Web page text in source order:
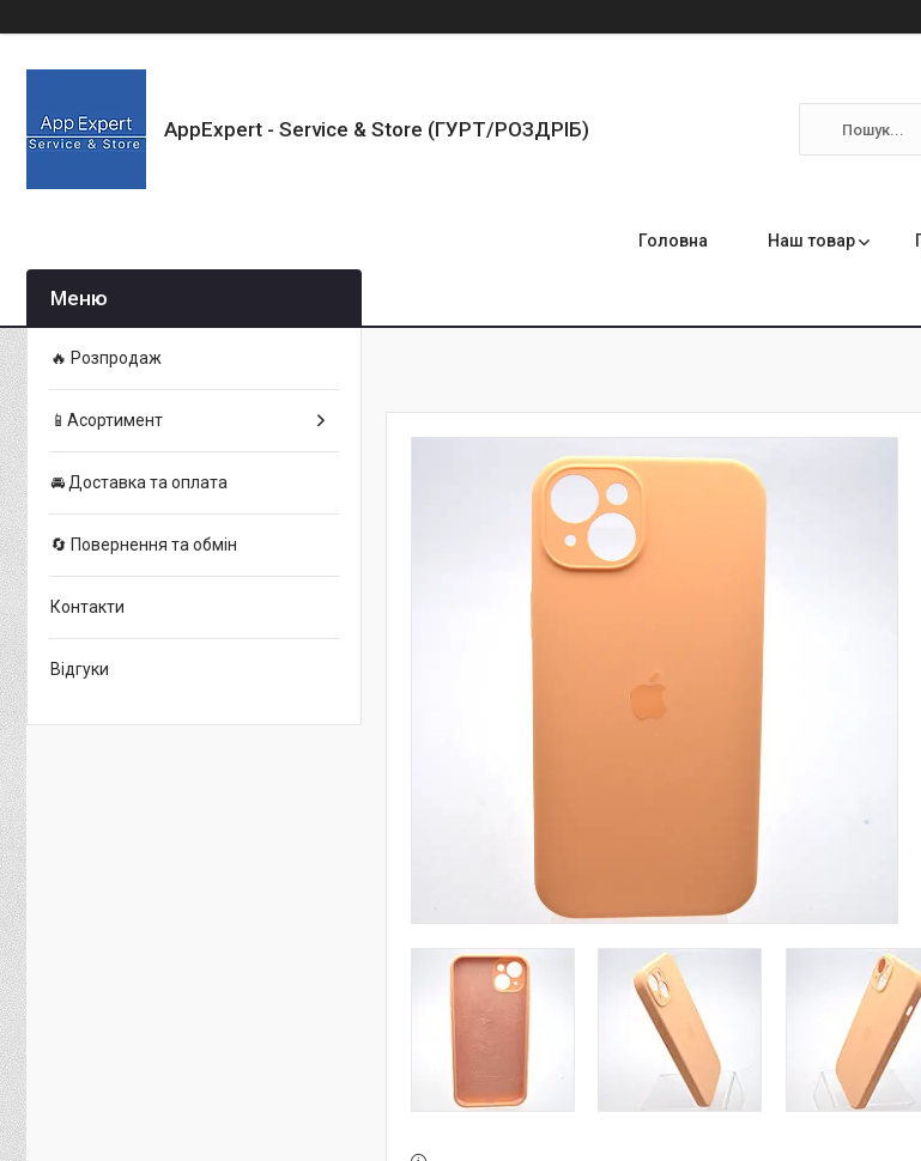
AppExpert - Service & Store (ГУРТ/РОЗДРІБ)
Головна Наш товар
🔥 Розпродаж
📱Асортимент
🚘 Доставка та оплата
🔄 Повернення та обмін
Контакти
Відгуки